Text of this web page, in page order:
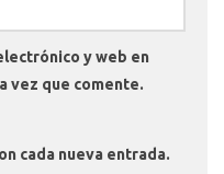
y web en
vez que comente.
cada nueva entrada.